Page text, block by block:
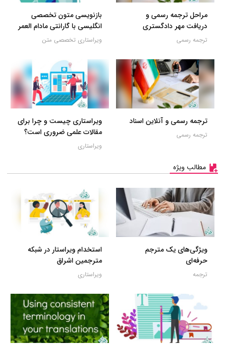
مراحل ترجمه رسمی و
دریافت مهر دادگستری
ترجمه رسمی
بازنویسی متون تخصصی
انگلیسی با گارانتی مادام العمر
ویراستاری تخصصی متن
ترجمه رسمی و آنلاین اسناد
ترجمه رسمی
ویراستاری چیست و چرا برای
مقالات علمی ضروری است؟
ویراستاری
مطالب ویژه
ویژگی‌های یک مترجم
حرفه‌ای
ترجمه
استخدام ویراستار در شبکه
مترجمین اشراق
ویراستاری